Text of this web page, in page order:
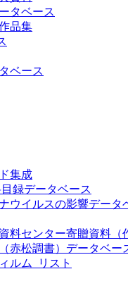
タベース
品集
ベース
集成
録データベース
ウイルスの影響データ
料センター寄贈資料（
赤松調書）データベー
ルム_リスト